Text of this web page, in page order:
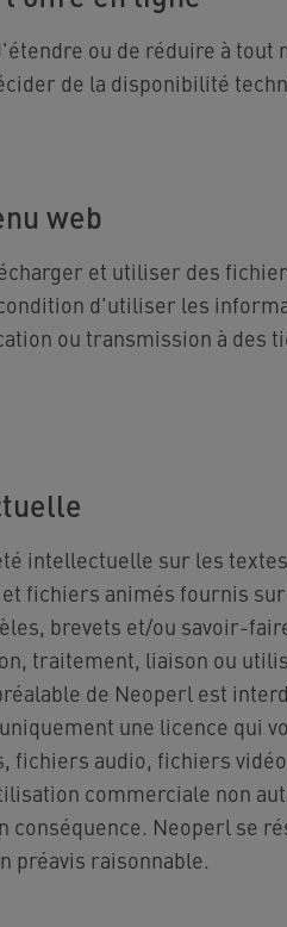
ou de réduire à tout
de la disponibilité
web
et utiliser des
d'utiliser les
ou transmission à des
intellectuelle sur les
fichiers animés fournis
brevets et/ou savoir-
traitement, liaison ou
de Neoperl est
une licence qui
audio, fichiers
commerciale non
conséquence. Neoperl se
préavis raisonnable.